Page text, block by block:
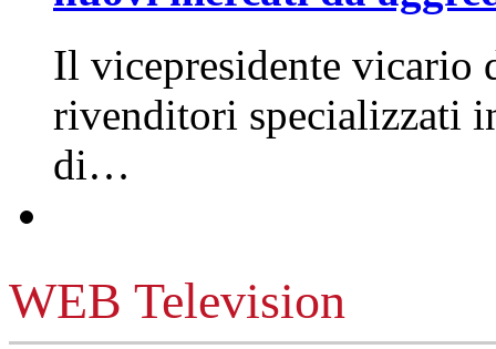
Il vicepresidente vicario
rivenditori specializzati
di…
WEB Television